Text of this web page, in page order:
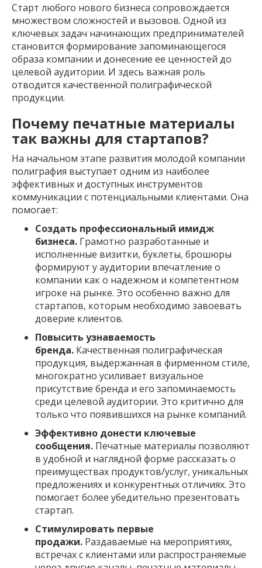
Старт любого нового бизнеса сопровождается
множеством сложностей и вызовов. Одной из
ключевых задач начинающих предпринимателей
становится формирование запоминающегося
образа компании и донесение ее ценностей до
целевой аудитории. И здесь важная роль
отводится качественной полиграфической
продукции.
Почему печатные материалы
так важны для стартапов?
На начальном этапе развития молодой компании
полиграфия выступает одним из наиболее
эффективных и доступных инструментов
коммуникации с потенциальными клиентами. Она
помогает:
Создать профессиональный имидж
бизнеса. Грамотно разработанные и
исполненные визитки, буклеты, брошюры
формируют у аудитории впечатление о
компании как о надежном и компетентном
игроке на рынке. Это особенно важно для
стартапов, которым необходимо завоевать
доверие клиентов.
Повысить узнаваемость
бренда. Качественная полиграфическая
продукция, выдержанная в фирменном стиле,
многократно усиливает визуальное
присутствие бренда и его запоминаемость
среди целевой аудитории. Это критично для
только что появившихся на рынке компаний.
Эффективно донести ключевые
сообщения. Печатные материалы позволяют
в удобной и наглядной форме рассказать о
преимуществах продуктов/услуг, уникальных
предложениях и конкурентных отличиях. Это
помогает более убедительно презентовать
стартап.
Стимулировать первые
продажи. Раздаваемые на мероприятиях,
встречах с клиентами или распространяемые